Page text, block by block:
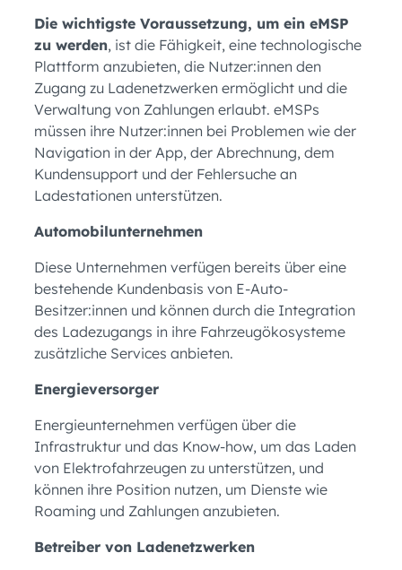
Die wichtigste Voraussetzung, um ein eMSP
zu werden, ist die Fähigkeit, eine technologische
Plattform anzubieten, die Nutzer:innen den
Zugang zu Ladenetzwerken ermöglicht und die
Verwaltung von Zahlungen erlaubt. eMSPs
müssen ihre Nutzer:innen bei Problemen wie der
Navigation in der App, der Abrechnung, dem
Kundensupport und der Fehlersuche an
Ladestationen unterstützen.
Automobilunternehmen
Diese Unternehmen verfügen bereits über eine
bestehende Kundenbasis von E-Auto-
Besitzer:innen und können durch die Integration
des Ladezugangs in ihre Fahrzeugökosysteme
zusätzliche Services anbieten.
Energieversorger
Energieunternehmen verfügen über die
Infrastruktur und das Know-how, um das Laden
von Elektrofahrzeugen zu unterstützen, und
können ihre Position nutzen, um Dienste wie
Roaming und Zahlungen anzubieten.
Betreiber von Ladenetzwerken